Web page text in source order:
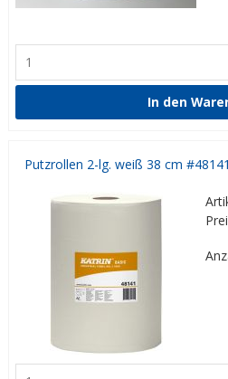
Putzrollen 2-lg. weiß 38 cm